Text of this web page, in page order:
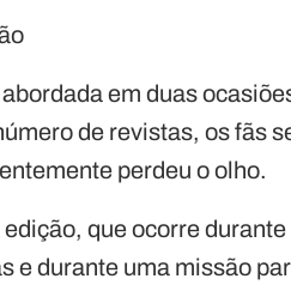
em duas
de revistas, os fãs
perdeu o olho.
que ocorre
e durante uma missão